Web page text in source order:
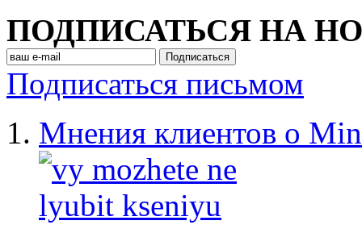
ПОДПИСАТЬСЯ НА
Подписаться письмом
Мнения клиентов о